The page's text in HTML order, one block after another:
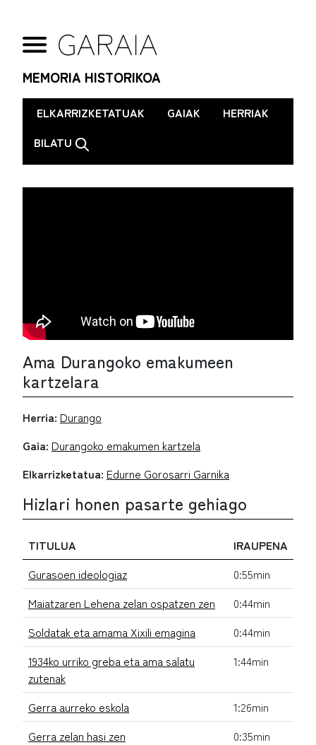
MEMORIA HISTORIKOA
. ELKARRIZKETATUAK GAIAK
HERRIAK
BILATU
Ama Durangoko emakumeen
kartzelara
Herria: Durango
Gaia: Durangoko emakumen kartzela
Elkarrizketatua: Edurne Gorosarri Garnika
Hizlari honen pasarte gehiago
TITULUA
IRAUPENA
Gurasoen ideologiaz
0:55min
Maiatzaren Lehena zelan ospatzen zen
0:44min
Soldatak eta amama Xixili emagina
0:44min
1934ko urriko greba eta ama salatu
zutenak
1:44min
Gerra aurreko eskola
1:26min
Gerra zelan hasi zen
0:35min